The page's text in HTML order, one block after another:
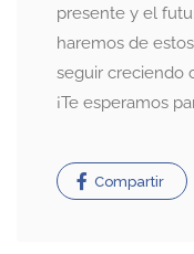
presente y el
haremos de
seguir creciendo
¡Te esperamos
Compartir